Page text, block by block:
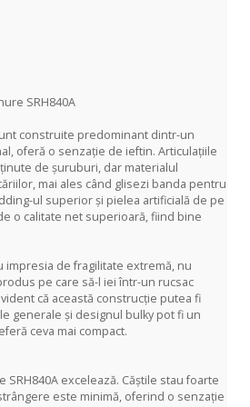
SRH840A
construite predominant dintr-un
oferă o senzație de ieftin. Articulațiile
de șuruburi, dar materialul
mai ales când glisezi banda pentru
ul superior și pielea artificială de pe
o calitate net superioară, fiind bine
impresia de fragilitate extremă, nu
pe care să-l iei într-un rucsac
că această construcție putea fi
generale și designul bulky pot fi un
ceva mai compact.
SRH840A excelează. Căștile stau foarte
este minimă, oferind o senzație